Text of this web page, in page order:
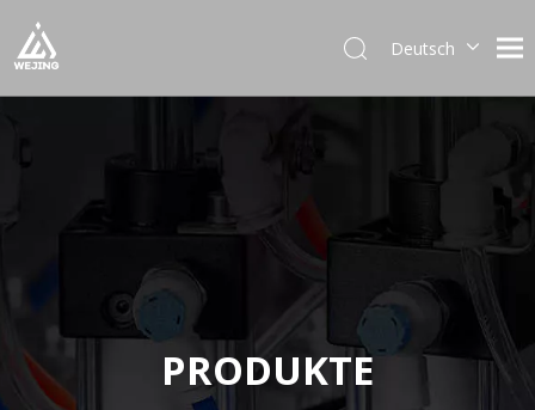
Deutsch
Pусский
Português
Italiano
日本語
한국어
PRODUKTE